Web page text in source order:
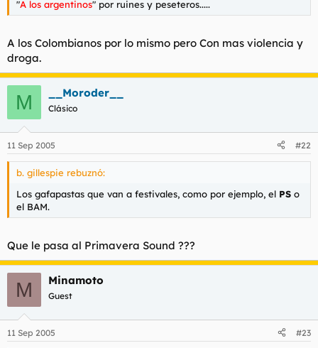
"A los argentinos" por ruines y peseteros.....
A los Colombianos por lo mismo pero Con mas violencia y
droga.
M __Moroder__
Clásico
11 Sep 2005 #22
b. gillespie rebuznó:
Los gafapastas que van a festivales, como por ejemplo, el PS o
el BAM.
Que le pasa al Primavera Sound ???
M Minamoto
Guest
11 Sep 2005 #23